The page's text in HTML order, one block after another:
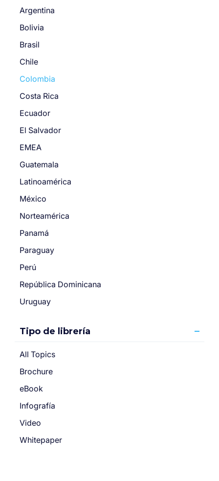
Argentina
Bolivia
Brasil
Chile
Colombia
Costa Rica
Ecuador
El Salvador
EMEA
Guatemala
Latinoamérica
México
Norteamérica
Panamá
Paraguay
Perú
República Dominicana
Uruguay
Tipo de librería
All Topics
Brochure
eBook
Infografía
Video
Whitepaper